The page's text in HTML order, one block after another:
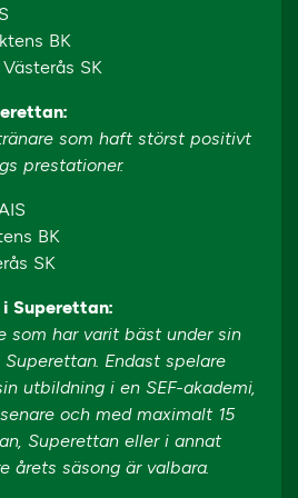
BK
SK
som haft störst positivt
prestationer.
BK
SK
Superettan:
som har varit bäst under sin
Endast spelare
utbildning i en SEF-akademi,
och med maximalt 15
Superettan eller i annat
årets säsong är valbara.